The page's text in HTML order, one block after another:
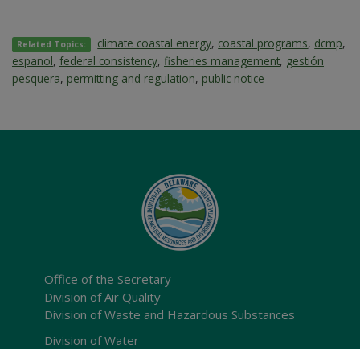
Related Topics: climate coastal energy, coastal programs, dcmp,
espanol, federal consistency, fisheries management, gestión
pesquera, permitting and regulation, public notice
Office of the Secretary
Division of Air Quality
Division of Waste and Hazardous Substances
Division of Water